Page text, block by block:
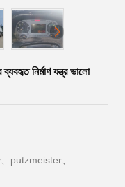
নির্মাণ যন্ত্র ভালো
putzmeister、